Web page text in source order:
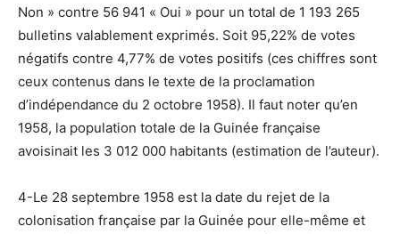
Non » contre 56 941 « Oui » pour un total de 1 193 265
bulletins valablement exprimés. Soit 95,22% de votes
négatifs contre 4,77% de votes positifs (ces chiffres sont
ceux contenus dans le texte de la proclamation
d’indépendance du 2 octobre 1958). Il faut noter qu’en
1958, la population totale de la Guinée française
avoisinait les 3 012 000 habitants (estimation de l’auteur).
4-Le 28 septembre 1958 est la date du rejet de la
colonisation française par la Guinée pour elle-même et